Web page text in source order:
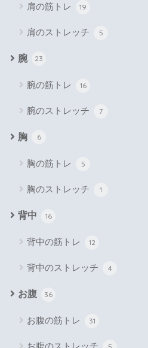
肩の筋トレ 19
肩のストレッチ 5
腕 23
腕の筋トレ 16
腕のストレッチ 7
胸 6
胸の筋トレ 5
胸のストレッチ 1
背中 16
背中の筋トレ 12
背中のストレッチ 4
お腹 36
お腹の筋トレ 31
お腹のストレッチ